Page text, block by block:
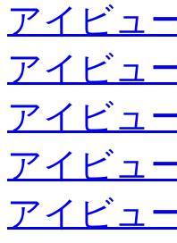
アイビュ
アイビュ
アイビュ
アイビュ
アイビュ